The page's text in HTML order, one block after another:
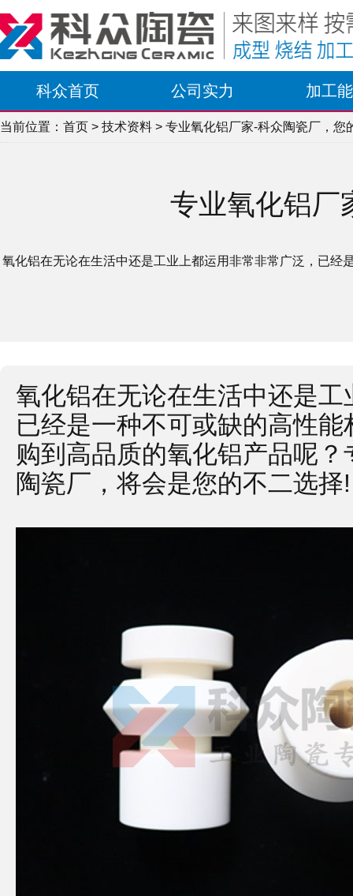
科众首页 公司实力 加工
当前位置： 首页 > 技术资料 > 专业氧化铝厂家-科众陶瓷厂，您
专业氧化铝厂
氧化铝在无论在生活中还是工业上都运用非常非常广泛，已经
氧化铝在无论在生活中还是
已经是一种不可或缺的高性
购到高品质的氧化铝产品呢？
陶瓷厂，将会是您的不二选择!